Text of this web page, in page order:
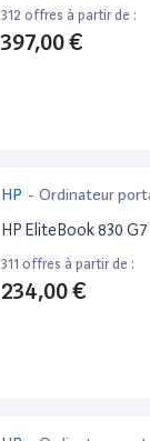
312 offres à partir de :
397,00 €
HP - Ordinateur
HP EliteBook 830 G7
311 offres à partir de :
234,00 €